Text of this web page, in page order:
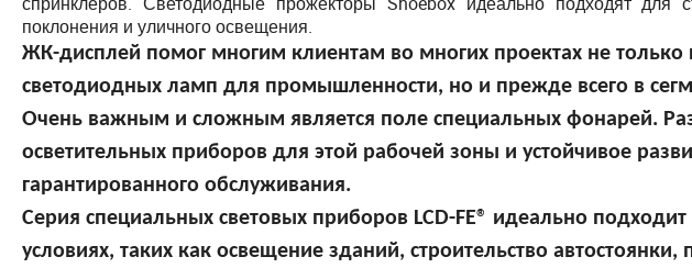
поклонения и уличного освещения.
ЖК-дисплей помог многим клиентам во многих проектах не
светодиодных ламп для промышленности, но и прежде всего в
Очень важным и сложным является поле специальных фонарей.
осветительных приборов для этой рабочей зоны и устойчивое
гарантированного обслуживания.
Серия специальных световых приборов LCD-FE® идеально
условиях, таких как освещение зданий, строительство